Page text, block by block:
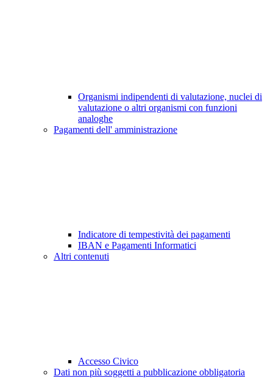
Organismi indipendenti di valutazione, nuclei di
valutazione o altri organismi con funzioni
analoghe
Pagamenti dell' amministrazione
Indicatore di tempestività dei pagamenti
IBAN e Pagamenti Informatici
Altri contenuti
Accesso Civico
Dati non più soggetti a pubblicazione obbligatoria